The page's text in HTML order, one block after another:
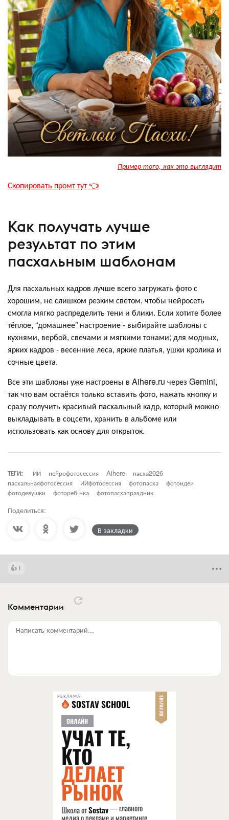
Пример того, как это выглядит
Скопировать промт тут 👈
Как получать лучше
результат по этим
пасхальным шаблонам
Для пасхальных кадров лучше всего загружать фото с
хорошим, не слишком резким светом, чтобы нейросеть
смогла мягко распределить тени и блики. Если хотите более
тёплое, “домашнее” настроение - выбирайте шаблоны с
кухнями, вербой, свечами и мягкими тонами; для модных,
ярких кадров - весенние леса, яркие платья, ушки кролика и
сочные цвета.
Все эти шаблоны уже настроены в Aihere.ru через Gemini,
так что вам остаётся только вставить фото, нажать кнопку и
сразу получить красивый пасхальный кадр, который можно
выкладывать в соцсети, хранить в альбоме или
использовать как основу для открыток.
ТЕГИ: ИИ нейрофотосессия Aihere
пасха2026
пасхальнаяфотосессия
ИИфотосессия фотопасха
фотоидеи
фотодевушки
фотореб нка фотопасхапраздник
Поделиться:
В закладки
1
Комментарии
Написать комментарий...
РЕКЛАМА